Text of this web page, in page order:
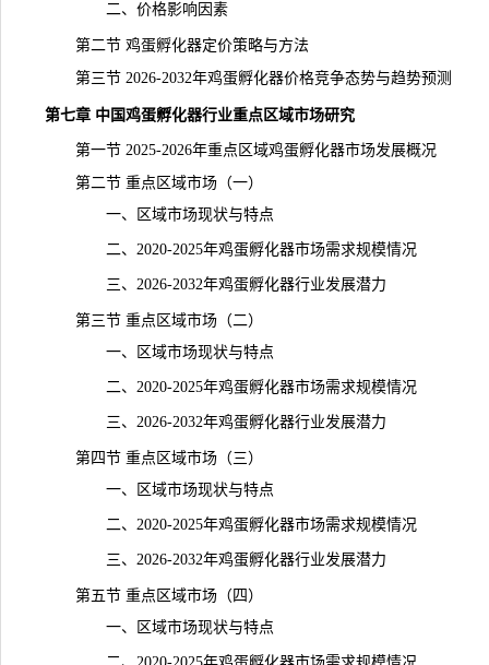
二、价格影响因素
第二节 鸡蛋孵化器定价策略与方法
第三节 2026-2032年鸡蛋孵化器价格竞争态势与趋势预测
第七章 中国鸡蛋孵化器行业重点区域市场研究
第一节 2025-2026年重点区域鸡蛋孵化器市场发展概况
第二节 重点区域市场（一）
一、区域市场现状与特点
二、2020-2025年鸡蛋孵化器市场需求规模情况
三、2026-2032年鸡蛋孵化器行业发展潜力
第三节 重点区域市场（二）
一、区域市场现状与特点
二、2020-2025年鸡蛋孵化器市场需求规模情况
三、2026-2032年鸡蛋孵化器行业发展潜力
第四节 重点区域市场（三）
一、区域市场现状与特点
二、2020-2025年鸡蛋孵化器市场需求规模情况
三、2026-2032年鸡蛋孵化器行业发展潜力
第五节 重点区域市场（四）
一、区域市场现状与特点